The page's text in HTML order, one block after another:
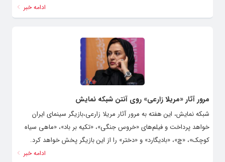
ادامه خبر
مرور آثار «مریلا زارعی» روی آنتن شبکه نمایش
شبکه نمایش، این هفته به مرور آثار مریلا زارعی،بازیگر سینمای ایران
خواهد پرداخت و فیلم‌های «خروس جنگی»، «تکیه بر باد»، «ماهی سیاه
کوچک»، «چ»، «بادیگارد» و «دختر» را از این بازیگر پخش خواهد کرد.
ادامه خبر